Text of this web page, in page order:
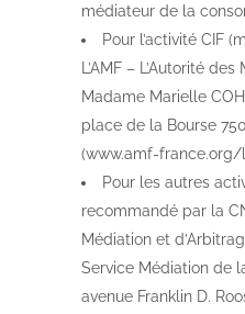
médiateur de la
Pour l’activité CIF
L’AMF – L’Autorité
Madame Marielle
place de la Bourse
(www.amf-france.org/
Pour les autres
recommandé par la
Médiation et
Service Médiation de
avenue Franklin D.